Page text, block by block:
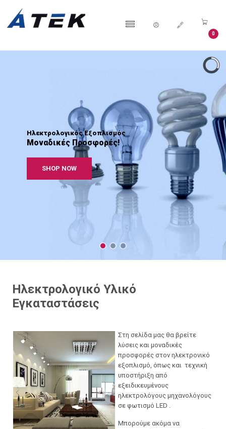
0
Ηλεκτρολογικός Εξοπλισμός
Μοναδικές Προσφορές!
SHOP NOW
Ηλεκτρολογικό Υλικό
Εγκαταστάσεις
Στη σελίδα μας θα βρείτε
λύσεις και μοναδικές
προσφορές στον ηλεκτρονικό
εξοπλισμό, όπως και τεχνική
υποστήριξη από
εξειδικευμένους
ηλεκτρολόγους μηχανολόγους
σε φωτισμό LED .
Mπορούμε ακόμα να